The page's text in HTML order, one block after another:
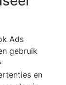
Ads
gebruik
en